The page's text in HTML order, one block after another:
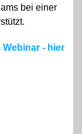
bei einer
Webinar - hier